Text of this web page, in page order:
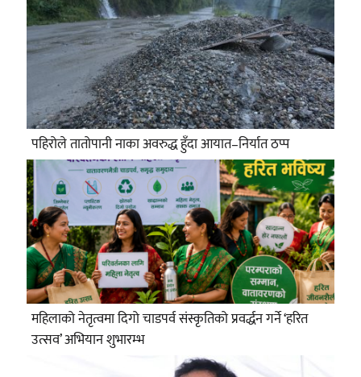
पहिरोले तातोपानी नाका अवरुद्ध हुँदा आयात–निर्यात ठप्प
महिलाको नेतृत्वमा दिगो चाडपर्व संस्कृतिको प्रवर्द्धन गर्ने ‘हरित
उत्सव’ अभियान शुभारम्भ